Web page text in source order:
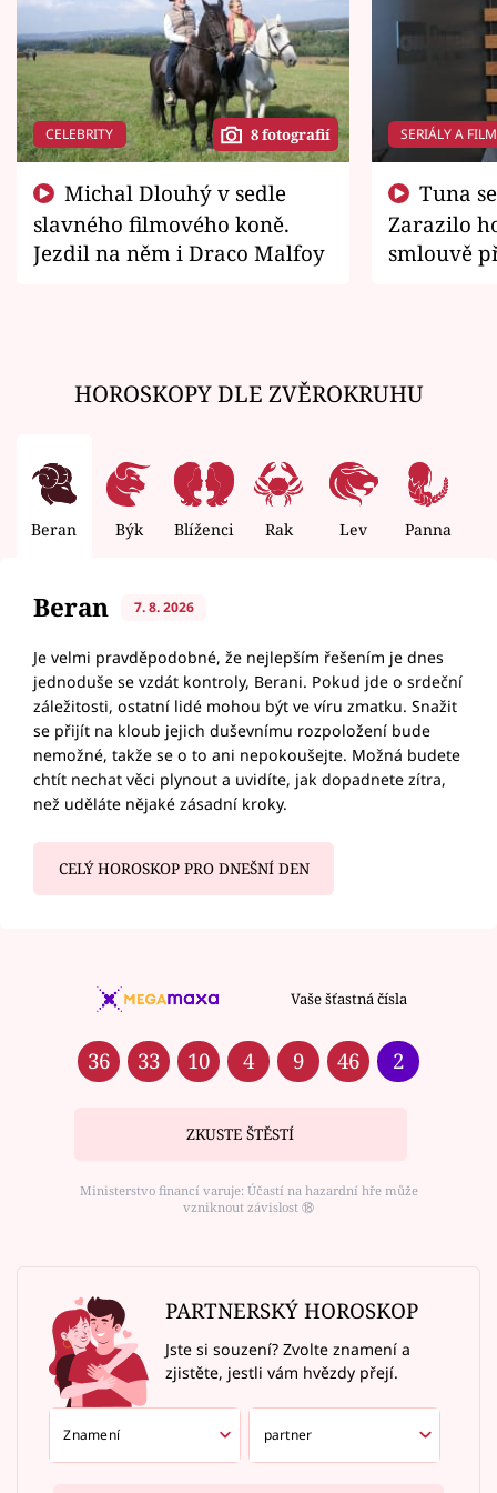
CELEBRITY 8 fotografií
slavného filmového koně.
Jezdil na něm i Draco Malfoy
SERIÁLY A
Zarazilo
smlouvě
HOROSKOPY DLE ZVĚROKRUHU
Beran Býk Blíženci Rak Lev Panna
Beran 7. 8. 2026
Je velmi pravděpodobné, že nejlepším řešením je dnes
jednoduše se vzdát kontroly, Berani. Pokud jde o srdeční
záležitosti, ostatní lidé mohou být ve víru zmatku. Snažit
se přijít na kloub jejich duševnímu rozpoložení bude
nemožné, takže se o to ani nepokoušejte. Možná budete
chtít nechat věci plynout a uvidíte, jak dopadnete zítra,
než uděláte nějaké zásadní kroky.
CELÝ HOROSKOP PRO DNEŠNÍ DEN
Vaše šťastná čísla
36 33 10 4 9 46 2
ZKUSTE ŠTĚSTÍ
Ministerstvo financí varuje: Účastí na hazardní hře může
vzniknout závislost ⑱
PARTNERSKÝ HOROSKOP
Jste si souzení? Zvolte znamení a
zjistěte, jestli vám hvězdy přejí.